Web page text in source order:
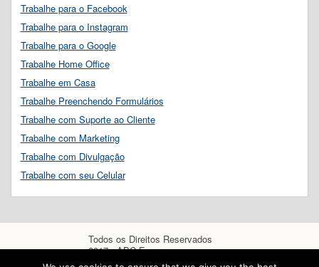
Trabalhe para o Facebook
Trabalhe para o Instagram
Trabalhe para o Google
Trabalhe Home Office
Trabalhe em Casa
Trabalhe Preenchendo Formulários
Trabalhe com Suporte ao Cliente
Trabalhe com Marketing
Trabalhe com Divulgação
Trabalhe com seu Celular
Todos os Direitos Reservados
2017 - ABC Empregos